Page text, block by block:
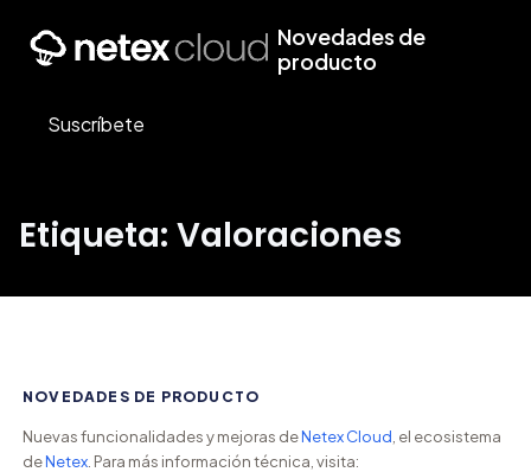
Novedades de
producto
Suscríbete
Etiqueta: Valoraciones
NOVEDADES DE PRODUCTO
Nuevas funcionalidades y mejoras deNetex Cloud , el ecosistema
deNetex. Para más información técnica, visita: